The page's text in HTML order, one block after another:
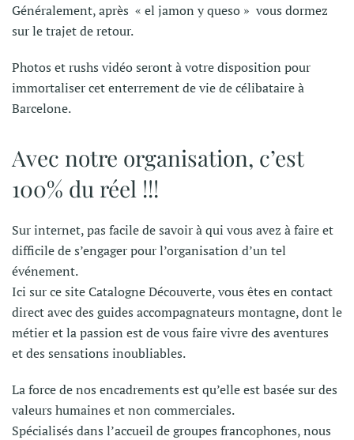
Généralement, après « el jamon y queso » vous dormez
sur le trajet de retour.
Photos et rushs vidéo seront à votre disposition pour
immortaliser cet enterrement de vie de célibataire à
Barcelone.
Avec notre organisation, c’est
100% du réel !!!
Sur internet, pas facile de savoir à qui vous avez à faire et
difficile de s’engager pour l’organisation d’un tel
événement.
Ici sur ce site Catalogne Découverte, vous êtes en contact
direct avec des guides accompagnateurs montagne, dont le
métier et la passion est de vous faire vivre des aventures
et des sensations inoubliables.
La force de nos encadrements est qu’elle est basée sur des
valeurs humaines et non commerciales.
Spécialisés dans l’accueil de groupes francophones, nous